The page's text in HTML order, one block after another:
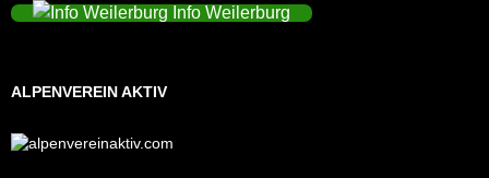
Info Weilerburg
ALPENVEREIN AKTIV